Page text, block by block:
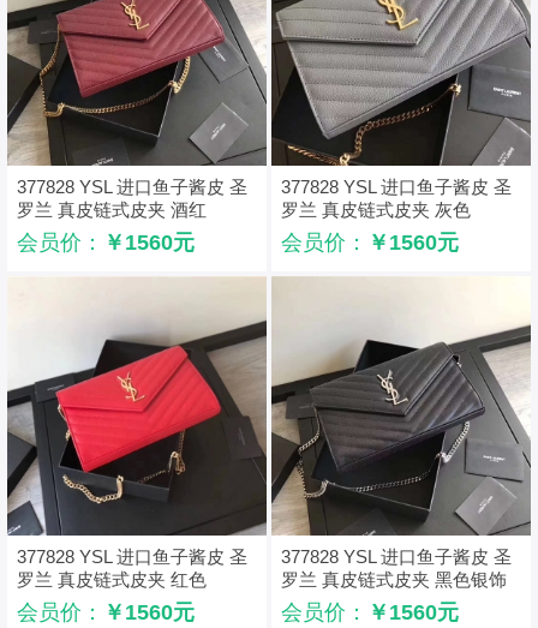
377828 YSL 进口鱼子酱皮 圣
罗兰 真皮链式皮夹 酒红
会员价： ￥1560元
377828 YSL 进口鱼子酱皮 圣
罗兰 真皮链式皮夹 灰色
会员价： ￥1560元
377828 YSL 进口鱼子酱皮 圣
罗兰 真皮链式皮夹 红色
会员价： ￥1560元
377828 YSL 进口鱼子酱皮 圣
罗兰 真皮链式皮夹 黑色银饰
会员价： ￥1560元